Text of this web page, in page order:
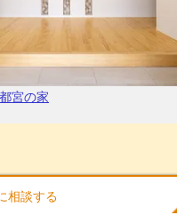
宮の家
相談する